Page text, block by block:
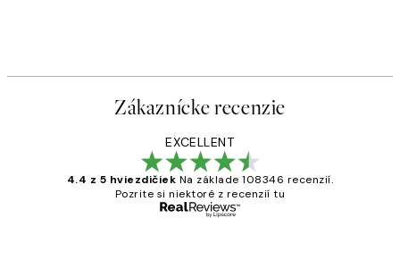
Zákaznícke recenzie
EXCELLENT
4.4 z 5 hviezdičiek Na základe 108346 recenzií.
Pozrite si niektoré z recenzií tu